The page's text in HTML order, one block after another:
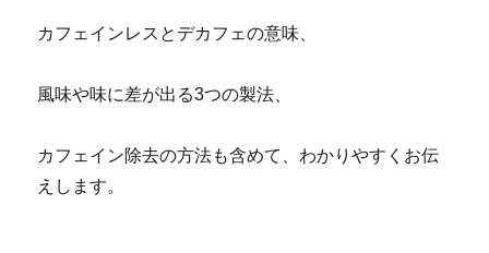
カフェインレスとデカフェの意味、
風味や味に差が出る3つの製法、
カフェイン除去の方法も含めて、わかりやすくお伝
えします。